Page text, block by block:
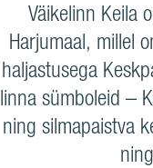
Väikelinn Keila
Harjumaal, millel
haljastusega
linna sümboleid –
ning silmapaistva